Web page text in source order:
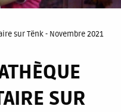
sur Tënk - Novembre 2021
SUR